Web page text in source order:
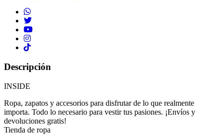
Descripción
INSIDE
Ropa, zapatos y accesorios para disfrutar de lo que realmente
importa. Todo lo necesario para vestir tus pasiones. ¡Envíos y
devoluciones gratis!
Tienda de ropa